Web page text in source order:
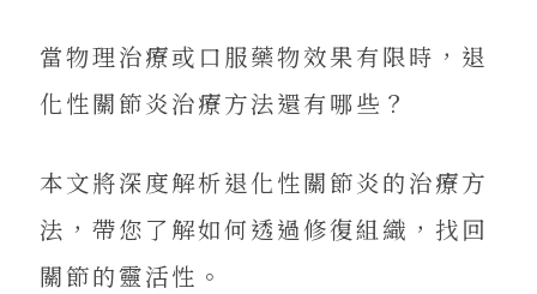
當物理治療或口服藥物效果有限時，退
化性關節炎治療方法還有哪些？
本文將深度解析退化性關節炎的治療方
法，帶您了解如何透過修復組織，找回
關節的靈活性。